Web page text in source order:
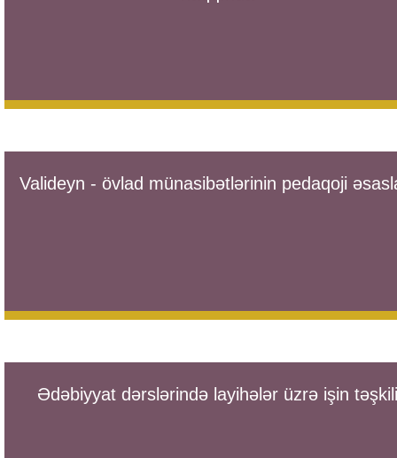
Valideyn - övlad münasibətlərinin pedaqoji
Ədəbiyyat dərslərində layihələr üzrə işin təşkili